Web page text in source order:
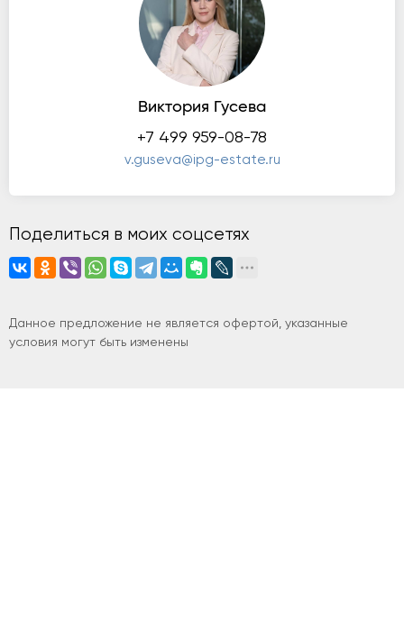
Виктория Гусева
+7 499 959-08-78
v.guseva@ipg-estate.ru
Поделиться в моих соцсетях
Данное предложение не является офертой, указанные
условия могут быть изменены